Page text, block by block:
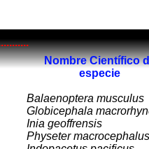
Nombre Científico
especie
Balaenoptera musculus
Globicephala
Inia geoffrensis
Physeter macrocephalus